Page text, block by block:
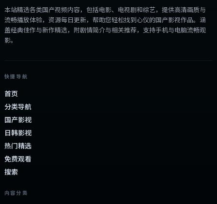
本站精选各类国产视频内容，包括电影、电视剧和综艺，提供高清画质与
流畅播放体验，资源每日更新，帮助您轻松找到心仪的国产影视作品。涵
盖经典佳作与新作精选，附剧情简介与相关推荐，支持手机与电脑流畅观
影。
快捷导航
首页
分类导航
国产影视
日韩影视
热门精选
免费观看
搜索
内容分类